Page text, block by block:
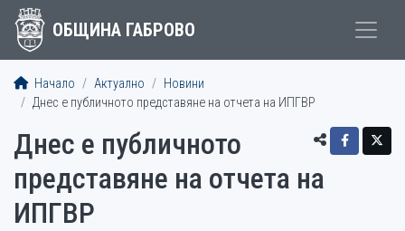
ОБЩИНА ГАБРОВО
Начало Актуално
Новини
Днес е публичното представяне на отчета на ИПГВР
Днес е публичното
представяне на отчета на
ИПГВР